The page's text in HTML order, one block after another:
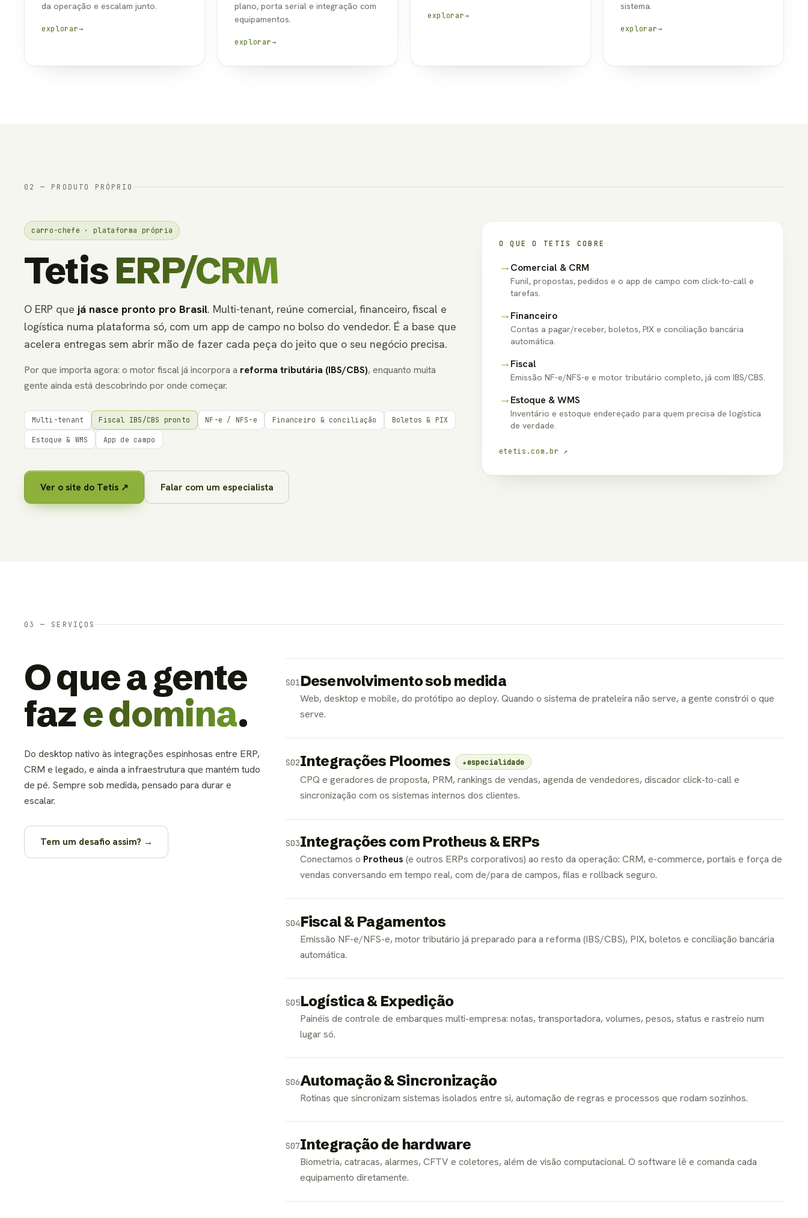
da operação e escalam junto.
explorar→
plano, porta serial e integração com
equipamentos.
explorar→
explorar→
sistema.
explorar→
02 — PRODUTO PRÓPRIO
carro-chefe · plataforma própria
TetisERP/CRM
O ERP que já nasce pronto pro Brasil. Multi-tenant, reúne comercial, financeiro, fiscal e
logística numa plataforma só, com um app de campo no bolso do vendedor. É a base que
acelera entregas sem abrir mão de fazer cada peça do jeito que o seu negócio precisa.
Por que importa agora: o motor fiscal já incorpora a reforma tributária (IBS/CBS), enquanto muita
gente ainda está descobrindo por onde começar.
Multi-tenant Fiscal IBS/CBS pronto NF-e / NFS-e Financeiro & conciliação Boletos & PIX
Estoque & WMS App de campo
Ver o site do Tetis ↗ Falar com um especialista
O QUE O TETIS COBRE
→Comercial & CRM
Funil, propostas, pedidos e o app de campo com click-to-call e
tarefas.
→Financeiro
Contas a pagar/receber, boletos, PIX e conciliação bancária
automática.
→Fiscal
Emissão NF-e/NFS-e e motor tributário completo, já com IBS/CBS.
→Estoque & WMS
Inventário e estoque endereçado para quem precisa de logística
de verdade.
etetis.com.br ↗
03 — SERVIÇOS
O que a gente
faze domina.
Do desktop nativo às integrações espinhosas entre ERP,
CRM e legado, e ainda a infraestrutura que mantém tudo
de pé. Sempre sob medida, pensado para durar e
escalar.
Tem um desafio assim? →
S01Desenvolvimento sob medida
Web, desktop e mobile, do protótipo ao deploy. Quando o sistema de prateleira não serve, a gente constrói o que
serve.
S02Integrações Ploomes ★especialidade
CPQ e geradores de proposta, PRM, rankings de vendas, agenda de vendedores, discador click-to-call e
sincronização com os sistemas internos dos clientes.
S03Integrações com Protheus & ERPs
Conectamos o Protheus (e outros ERPs corporativos) ao resto da operação: CRM, e-commerce, portais e força de
vendas conversando em tempo real, com de/para de campos, filas e rollback seguro.
S04Fiscal & Pagamentos
Emissão NF-e/NFS-e, motor tributário já preparado para a reforma (IBS/CBS), PIX, boletos e conciliação bancária
automática.
S05Logística & Expedição
Painéis de controle de embarques multi-empresa: notas, transportadora, volumes, pesos, status e rastreio num
lugar só.
S06Automação & Sincronização
Rotinas que sincronizam sistemas isolados entre si, automação de regras e processos que rodam sozinhos.
S07Integração de hardware
Biometria, catracas, alarmes, CFTV e coletores, além de visão computacional. O software lê e comanda cada
equipamento diretamente.